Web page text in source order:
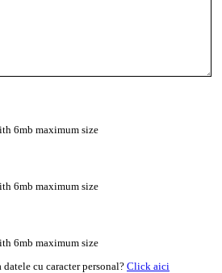
6mb maximum size
6mb maximum size
6mb maximum size
cu caracter personal? Click aici